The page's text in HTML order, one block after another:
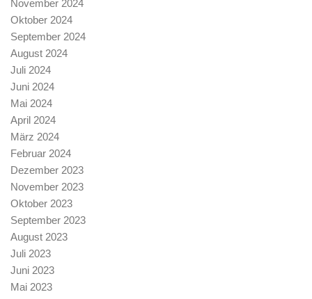
November 2024
Oktober 2024
September 2024
August 2024
Juli 2024
Juni 2024
Mai 2024
April 2024
März 2024
Februar 2024
Dezember 2023
November 2023
Oktober 2023
September 2023
August 2023
Juli 2023
Juni 2023
Mai 2023